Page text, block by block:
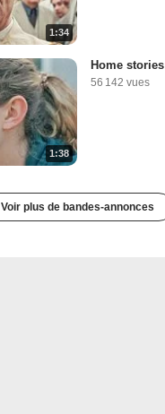
1:34
1:38
Home stories
56 142 vues
Voir plus de bandes-annonces